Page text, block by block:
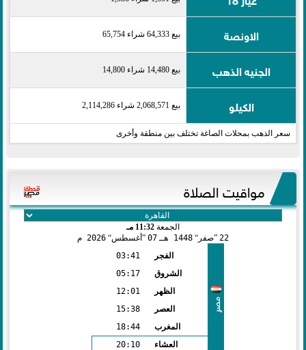
الاونصة بيع 64,333 شراء 65,754
الجنيه الذهب بيع 14,480 شراء 14,800
الكيلو بيع 2,068,571 شراء 2,114,286
سعر الذهب بمحلات الصاغة تختلف بين منطقة وأخرى
مواقيت الصلاة
الجمعة 11:32 مـ
22
صفر 1448 هـ 07 أغسطس 2026 م
مصر
الفجر
03:41
الشروق
05:17
الظهر
12:01
العصر
15:38
المغرب
18:44
العشاء
20:10